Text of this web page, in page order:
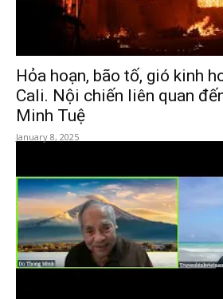
Hỏa hoạn, bão tố, gió kinh
Cali. Nội chiến liên quan
Minh Tuệ
January 8, 2025